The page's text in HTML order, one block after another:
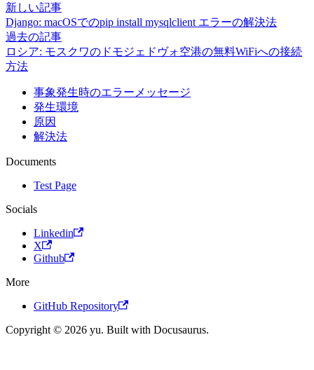
新しい記事
Django: macOSでのpip install mysqlclient エラーの解決法
過去の記事
ロシア: モスクワのドモジェドヴォ空港の無料WiFiへの接続
方法
事象発生時のエラーメッセージ
発生環境
原因
解決法
Documents
Test Page
Socials
Linkedin
X
Github
More
GitHub Repository
Copyright © 2026 yu. Built with Docusaurus.